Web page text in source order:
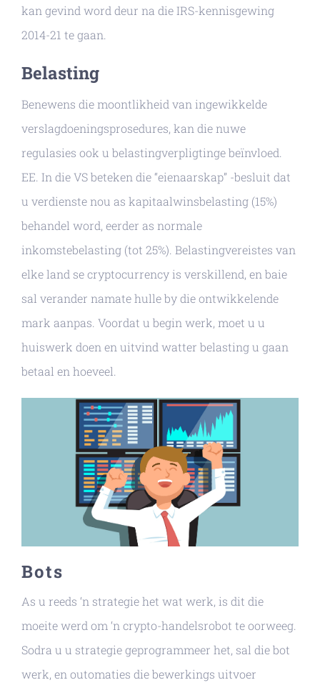
kan gevind word deur na die IRS-kennisgewing
2014-21 te gaan.
Belasting
Benewens die moontlikheid van ingewikkelde
verslagdoeningsprosedures, kan die nuwe
regulasies ook u belastingverpligtinge beïnvloed.
EE. In die VS beteken die “eienaarskap” -besluit dat
u verdienste nou as kapitaalwinsbelasting (15%)
behandel word, eerder as normale
inkomstebelasting (tot 25%). Belastingvereistes van
elke land se cryptocurrency is verskillend, en baie
sal verander namate hulle by die ontwikkelende
mark aanpas. Voordat u begin werk, moet u u
huiswerk doen en uitvind watter belasting u gaan
betaal en hoeveel.
Bots
As u reeds ‘n strategie het wat werk, is dit die
moeite werd om ‘n crypto-handelsrobot te oorweeg.
Sodra u u strategie geprogrammeer het, sal die bot
werk, en outomaties die bewerkings uitvoer